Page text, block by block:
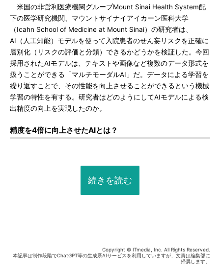
米国の非営利医療機関グループMount Sinai Health System配
下の医学研究機関、マウントサイナイアイカーン医科大学
（Icahn School of Medicine at Mount Sinai）の研究者は、
AI（人工知能）モデルを使って入院患者のせん妄リスクを正確に
層別化（リスクの評価と分類）できるかどうかを検証した。今回
採用されたAIモデルは、テキストや画像など複数のデータ形式を
扱うことができる「マルチモーダルAI」だ。データによる学習を
繰り返すことで、その性能を向上させることができるという機械
学習の特性を有する。研究者はどのようにしてAIモデルによる検
出精度の向上を実現したのか。
精度を4倍に向上させたAIとは？
続きを読む
Copyright © ITmedia, Inc. All Rights Reserved.
本記事は制作段階でChatGPT等の生成系AIサービスを利用していますが、文責は編集部に
帰属します。